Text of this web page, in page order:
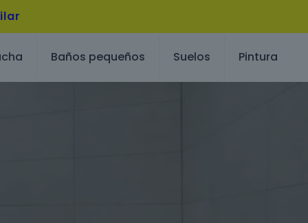
Baños pequeños Suelos Pintura